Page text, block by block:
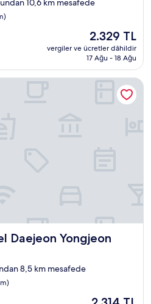
10,6 km mesafede
Güncel
fiyat:
2.329 TL
2.329 TL
vergiler ve ücretler dâhildir
17 Ağu - 18 Ağu
Daejeon Yongjeon
Yongjeon
8,5 km mesafede
Güncel
Yongjeon